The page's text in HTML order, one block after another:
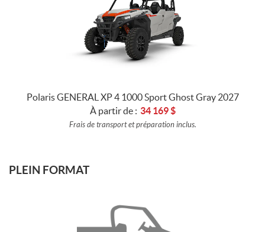
Polaris GENERAL XP 4 1000 Sport Ghost Gray 2027
À partir de : 34 169$
Frais de transport et préparation inclus.
PLEIN FORMAT